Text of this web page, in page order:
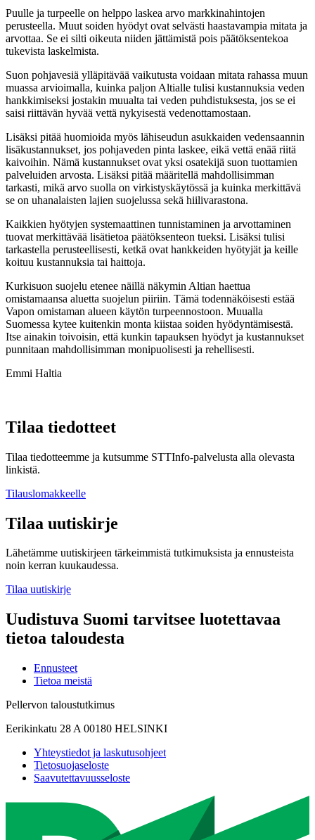
Puulle ja turpeelle on helppo laskea arvo markkinahintojen
perusteella. Muut soiden hyödyt ovat selvästi haastavampia mitata ja
arvottaa. Se ei silti oikeuta niiden jättämistä pois päätöksentekoa
tukevista laskelmista.
Suon pohjavesiä ylläpitävää vaikutusta voidaan mitata rahassa muun
muassa arvioimalla, kuinka paljon Altialle tulisi kustannuksia veden
hankkimiseksi jostakin muualta tai veden puhdistuksesta, jos se ei
saisi riittävän hyvää vettä nykyisestä vedenottamostaan.
Lisäksi pitää huomioida myös lähiseudun asukkaiden vedensaannin
lisäkustannukset, jos pohjaveden pinta laskee, eikä vettä enää riitä
kaivoihin. Nämä kustannukset ovat yksi osatekijä suon tuottamien
palveluiden arvosta. Lisäksi pitää määritellä mahdollisimman
tarkasti, mikä arvo suolla on virkistyskäytössä ja kuinka merkittävä
se on uhanalaisten lajien suojelussa sekä hiilivarastona.
Kaikkien hyötyjen systemaattinen tunnistaminen ja arvottaminen
tuovat merkittävää lisätietoa päätöksenteon tueksi. Lisäksi tulisi
tarkastella perusteellisesti, ketkä ovat hankkeiden hyötyjät ja keille
koituu kustannuksia tai haittoja.
Kurkisuon suojelu etenee näillä näkymin Altian haettua
omistamaansa aluetta suojelun piiriin. Tämä todennäköisesti estää
Vapon omistaman alueen käytön turpeennostoon. Muualla
Suomessa kytee kuitenkin monta kiistaa soiden hyödyntämisestä.
Itse ainakin toivoisin, että kunkin tapauksen hyödyt ja kustannukset
punnitaan mahdollisimman monipuolisesti ja rehellisesti.
Emmi Haltia
Tilaa tiedotteet
Tilaa tiedotteemme ja kutsumme STTInfo-palvelusta alla olevasta
linkistä.
Tilauslomakkeelle
Tilaa uutiskirje
Lähetämme uutiskirjeen tärkeimmistä tutkimuksista ja ennusteista
noin kerran kuukaudessa.
Tilaa uutiskirje
Uudistuva Suomi tarvitsee luotettavaa
tietoa taloudesta
Ennusteet
Tietoa meistä
Pellervon taloustutkimus
Eerikinkatu 28 A 00180 HELSINKI
Yhteystiedot ja laskutusohjeet
Tietosuojaseloste
Saavutettavuusseloste